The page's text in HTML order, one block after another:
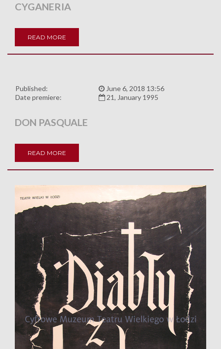
CYGANERIA
READ MORE
Published:
June 6, 2018 13:56
Date premiere:
21, January 1995
DON PASQUALE
READ MORE